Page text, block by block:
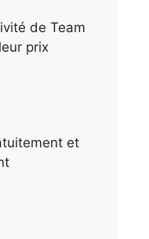
de Team
prix
et